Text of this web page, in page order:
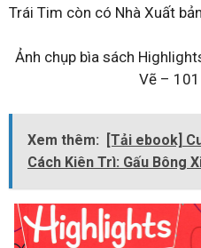
Trái Tim còn có Nhà Xuất
Ảnh chụp bìa sách
Vẽ –
Xem thêm:
[Tải ebook]
Cách Kiên Trì: Gấu Bông